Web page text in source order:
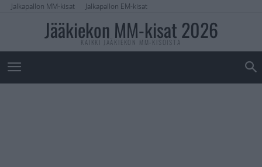
Jalkapallon MM-kisat Jalkapallon EM-kisat
Jääkiekon MM-kisat 2026
KAIKKI JÄÄKIEKON MM-KISOISTA